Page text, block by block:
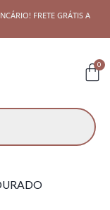
FRETE GRÁTIS A
0